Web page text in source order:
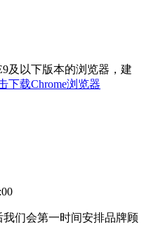
及以下版本的浏览器，建
下载Chrome浏览器
们会第一时间安排品牌顾